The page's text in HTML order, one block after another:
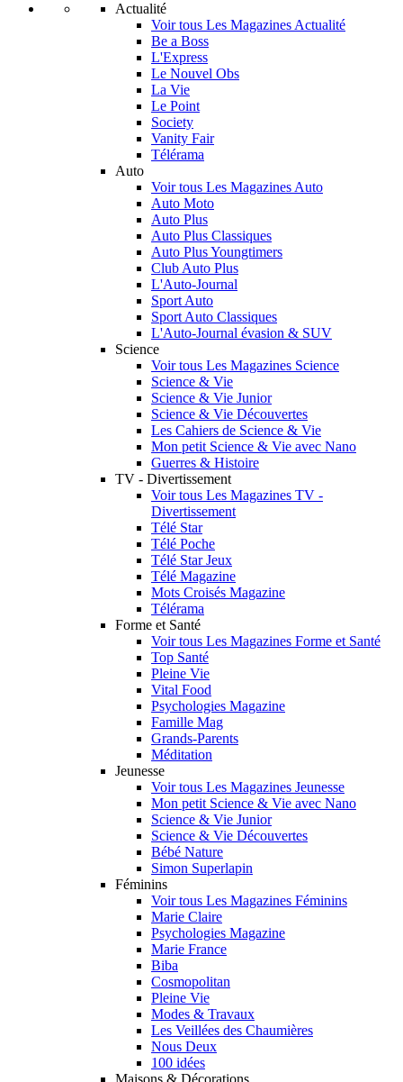
Actualité
Voir tous Les Magazines Actualité
Be a Boss
L'Express
Le Nouvel Obs
La Vie
Le Point
Society
Vanity Fair
Télérama
Auto
Voir tous Les Magazines Auto
Auto Moto
Auto Plus
Auto Plus Classiques
Auto Plus Youngtimers
Club Auto Plus
L'Auto-Journal
Sport Auto
Sport Auto Classiques
L'Auto-Journal évasion & SUV
Science
Voir tous Les Magazines Science
Science & Vie
Science & Vie Junior
Science & Vie Découvertes
Les Cahiers de Science & Vie
Mon petit Science & Vie avec Nano
Guerres & Histoire
TV - Divertissement
Voir tous Les Magazines TV -
Divertissement
Télé Star
Télé Poche
Télé Star Jeux
Télé Magazine
Mots Croisés Magazine
Télérama
Forme et Santé
Voir tous Les Magazines Forme et Santé
Top Santé
Pleine Vie
Vital Food
Psychologies Magazine
Famille Mag
Grands-Parents
Méditation
Jeunesse
Voir tous Les Magazines Jeunesse
Mon petit Science & Vie avec Nano
Science & Vie Junior
Science & Vie Découvertes
Bébé Nature
Simon Superlapin
Féminins
Voir tous Les Magazines Féminins
Marie Claire
Psychologies Magazine
Marie France
Biba
Cosmopolitan
Pleine Vie
Modes & Travaux
Les Veillées des Chaumières
Nous Deux
100 idées
Maisons & Décorations